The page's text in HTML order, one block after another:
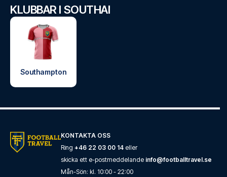
KLUBBAR I SOUTHAMPTON
Southampton
KONTAKTA OSS
Ring +46 22 03 00 14 eller
skicka ett e-postmeddelande info@footballtravel.se
Mån-Sön: kl. 10:00 - 22:00